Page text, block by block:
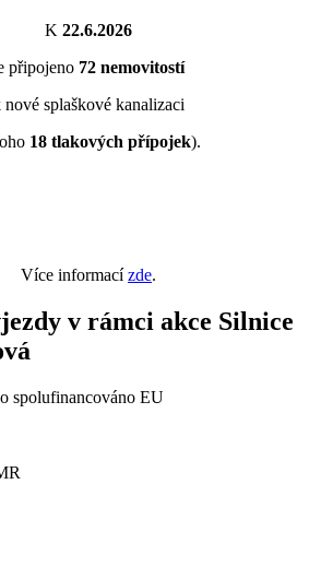
K 22.6.2026
připojeno 72 nemovitostí
nové splaškové kanalizaci
18tlakových přípojek).
Více informacízde.
v rámci akce Silnice